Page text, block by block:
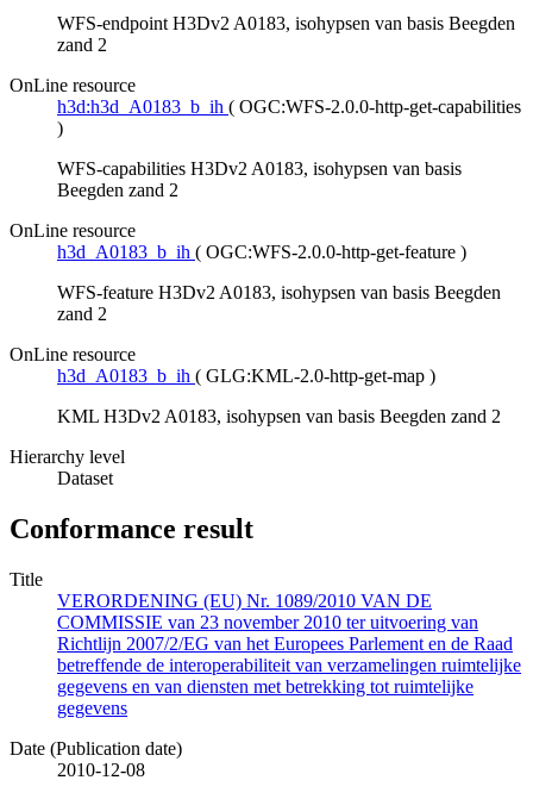
WFS-endpoint H3Dv2 A0183, isohypsen van basis Beegden
zand 2
OnLine resource
h3d:h3d_A0183_b_ih ( OGC:WFS-2.0.0-http-get-capabilities
)
WFS-capabilities H3Dv2 A0183, isohypsen van basis
Beegden zand 2
OnLine resource
h3d_A0183_b_ih ( OGC:WFS-2.0.0-http-get-feature )
WFS-feature H3Dv2 A0183, isohypsen van basis Beegden
zand 2
OnLine resource
h3d_A0183_b_ih ( GLG:KML-2.0-http-get-map )
KML H3Dv2 A0183, isohypsen van basis Beegden zand 2
Hierarchy level
Dataset
Conformance result
Title
VERORDENING (EU) Nr. 1089/2010 VAN DE
COMMISSIE van 23 november 2010 ter uitvoering van
Richtlijn 2007/2/EG van het Europees Parlement en de Raad
betreffende de interoperabiliteit van verzamelingen ruimtelijke
gegevens en van diensten met betrekking tot ruimtelijke
gegevens
Date (Publication date)
2010-12-08